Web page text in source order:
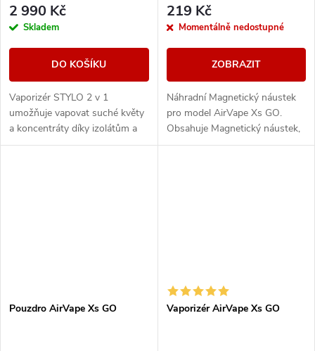
2 990 Kč
Skladem
DO KOŠÍKU
Vaporizér STYLO 2 v 1
umožňuje vapovat suché květy
a koncentráty díky izolátům a
vyměnitelným žhavicím
219 Kč
Momentálně nedostupné
ZOBRAZIT
Náhradní Magnetický náustek
pro model AirVape Xs GO.
Obsahuje Magnetický náustek,
Náhradní Filtrační mřížku a
Pouzdro AirVape Xs GO Vaporizér AirVape Xs GO